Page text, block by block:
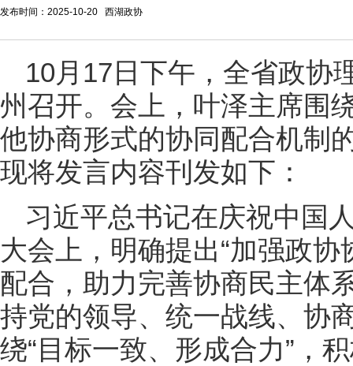
发布时间：2025-10-20 西湖政协
10月17日下午，全省政协
州召开。会上，叶泽主席围
他协商形式的协同配合机制
现将发言内容刊发如下：
习近平总书记在庆祝中国
大会上，明确提出“加强政
配合，助力完善协商民主体
持党的领导、统一战线、协
绕“目标一致、形成合力”，